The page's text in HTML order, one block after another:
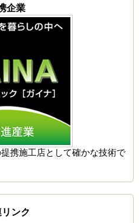
企業
携施工店として確かな技術で
リンク